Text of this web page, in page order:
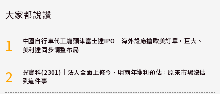
大家都說讚
1
中國自行車代工龍頭津富士達IPO 海外設廠搶歐美訂單，巨大、
美利達同步調整布局
2
光寶科(2301)｜法人全面上修今、明兩年獲利預估，原來市場沒估
到這件事